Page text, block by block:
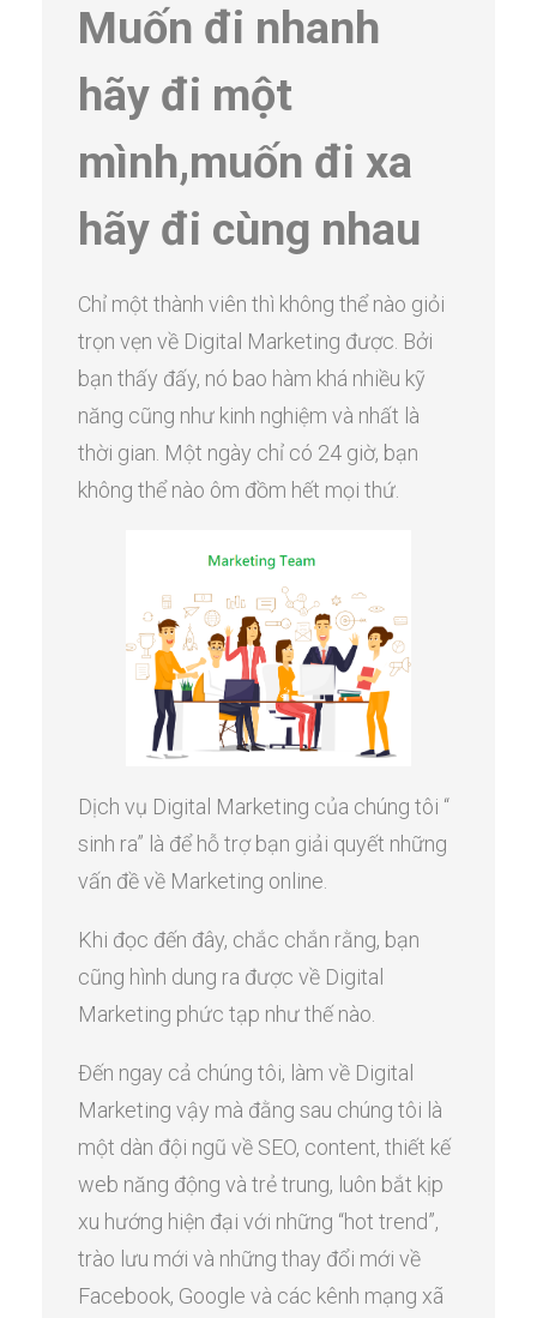
Muốn đi nhanh
hãy đi một
mình,muốn đi xa
hãy đi cùng nhau
Chỉ một thành viên thì không thể nào giỏi
trọn vẹn về Digital Marketing được. Bởi
bạn thấy đấy, nó bao hàm khá nhiều kỹ
năng cũng như kinh nghiệm và nhất là
thời gian. Một ngày chỉ có 24 giờ, bạn
không thể nào ôm đồm hết mọi thứ.
Dịch vụ Digital Marketing của chúng tôi “
sinh ra” là để hỗ trợ bạn giải quyết những
vấn đề về Marketing online.
Khi đọc đến đây, chắc chắn rằng, bạn
cũng hình dung ra được về Digital
Marketing phức tạp như thế nào.
Đến ngay cả chúng tôi, làm về Digital
Marketing vậy mà đằng sau chúng tôi là
một dàn đội ngũ về SEO, content, thiết kế
web năng động và trẻ trung, luôn bắt kịp
xu hướng hiện đại với những “hot trend”,
trào lưu mới và những thay đổi mới về
Facebook, Google và các kênh mạng xã